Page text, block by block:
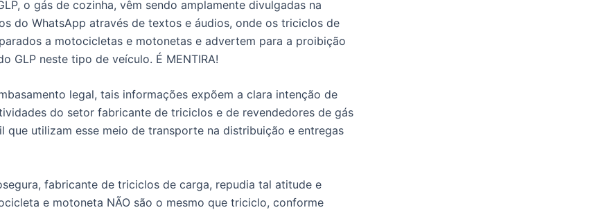
o gás de cozinha, vêm sendo amplamente divulgadas na
do WhatsApp através de textos e áudios, onde os triciclos de
a motocicletas e motonetas e advertem para a proibição
GLP neste tipo de veículo. É MENTIRA!
legal, tais informações expõem a clara intenção de
do setor fabricante de triciclos e de revendedores de gás
que utilizam esse meio de transporte na distribuição e entregas
fabricante de triciclos de carga, repudia tal atitude e
e motoneta NÃO são o mesmo que triciclo, conforme